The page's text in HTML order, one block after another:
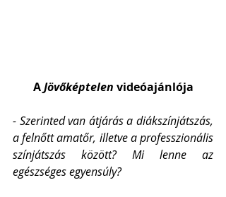
A Jövőképtelen videóajánlója
- Szerinted van átjárás a diákszínjátszás,
a felnőtt amatőr, illetve a professzionális
színjátszás között? Mi lenne az
egészséges egyensúly?